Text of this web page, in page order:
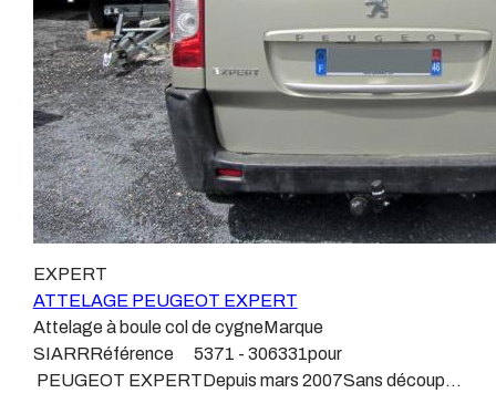
stable. Il faut savoir que le montage d’un faisceau non
conforme ou adaptable vous fera perdre tout recours et
toute garantie auprès du constructeur en cas de
défaillance. Ce genre de faisceau est souvent mal
monté, alimenté par les éclairages intérieurs et fait
courir de vrai risque technique à votre véhicule. Nous
n’intervenons pas sur les véhicules ayant ce type de
montage non conforme. Voilà pourquoi il est nécessaire
de confier la pose d'un attelage à un professionnel
normes, nous ne transigeons pas sur ces points. Les
différentes dénominations pour un attelage sont
:Attelage pour voiture, crochet d’attelage, boule pour
voiture, attache remorque, attache voiture, attelage
camion, crochet voiture, attache auto, boule pour
proposons, sans exception !Nous ne travaillons qu’avec
les marques homologuées à même d’assurer le suivi de
leurs produits :ATTELAGES
WESTFALIAATTELAGES SIARRATTELAGES
BRINKATTELAGES THULEATTELAGES
BOISNIERATTELAGES GDWATTELAGES
ARAGONLe faisceau électrique est devenu le produit le
plus technique, lui aussi est soumis à normalisation et
homologation.Le faisceau est connecté à votre
véhicule, il doit être prévu à cet effet, supporter les
vibrations et les contraintes auquel il peut être soumis.
Dans certains cas le faisceau connecté modifie la
gestion des assistances à la conduite type EPS, ABS,
….Nous n’installons (quand ils existent) que des
EXPERT
ATTELAGE PEUGEOT EXPERT
Attelage à boule col de cygneMarque
SIARRRéférence 5371 - 306331pour
PEUGEOT EXPERTDepuis mars 2007Sans découpe